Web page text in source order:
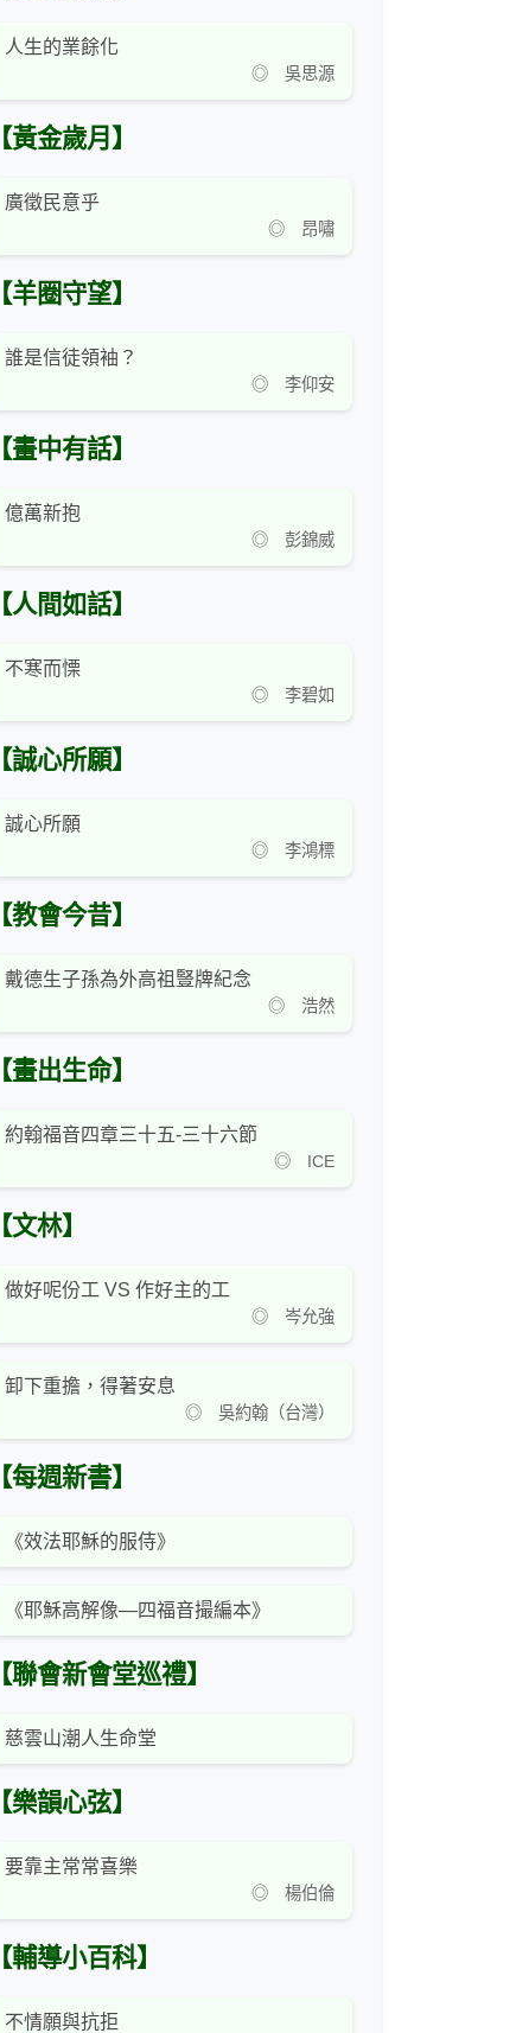
人生的業餘化
◎ 吳思源
【黃金歲月】
廣徵民意乎
◎ 昂嘯
【羊圈守望】
誰是信徒領袖？
◎ 李仰安
【畫中有話】
億萬新抱
◎ 彭錦威
【人間如話】
不寒而慄
◎ 李碧如
【誠心所願】
誠心所願
◎ 李鴻標
【教會今昔】
戴德生子孫為外高祖豎牌紀念
◎ 浩然
【畫出生命】
約翰福音四章三十五-三十六節
◎ ICE
【文林】
做好呢份工 VS 作好主的工
◎ 岑允強
卸下重擔，得著安息
◎ 吳約翰（台灣）
【每週新書】
《效法耶穌的服侍》
《耶穌高解像—四福音撮編本》
【聯會新會堂巡禮】
慈雲山潮人生命堂
【樂韻心弦】
要靠主常常喜樂
◎ 楊伯倫
【輔導小百科】
不情願與抗拒